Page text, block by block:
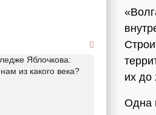
их до
Одна